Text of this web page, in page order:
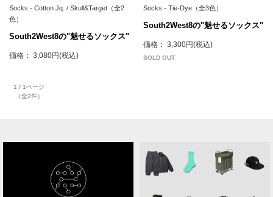
Socks - Cotton Jq. / Skull&Target（全2
色）
South2West8の"魅せるソックス"
価格： 3,080円(税込)
Socks - Tie-Dye（全3色）
South2West8の"魅せるソックス"
価格： 3,300円(税込)
SOLD OUT
1 / 1ページ
（全2件）